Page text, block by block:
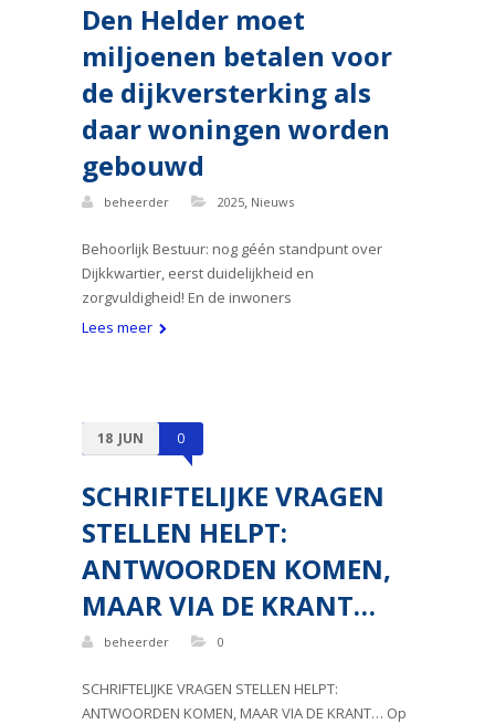
Den Helder moet
miljoenen betalen voor
de dijkversterking als
daar woningen worden
gebouwd
beheerder 2025, Nieuws
Behoorlijk Bestuur: nog géén standpunt over
Dijkkwartier, eerst duidelijkheid en
zorgvuldigheid! En de inwoners
Lees meer
18 JUN 0
SCHRIFTELIJKE VRAGEN
STELLEN HELPT:
ANTWOORDEN KOMEN,
MAAR VIA DE KRANT…
beheerder 0
SCHRIFTELIJKE VRAGEN STELLEN HELPT:
ANTWOORDEN KOMEN, MAAR VIA DE KRANT… Op